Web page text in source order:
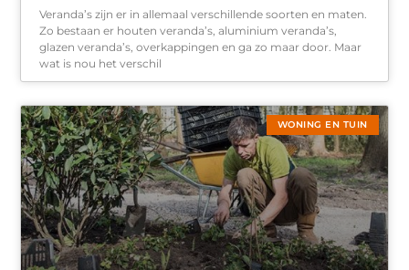
Veranda’s zijn er in allemaal verschillende soorten en maten.
Zo bestaan er houten veranda’s, aluminium veranda’s,
glazen veranda’s, overkappingen en ga zo maar door. Maar
wat is nou het verschil
WONING EN TUIN